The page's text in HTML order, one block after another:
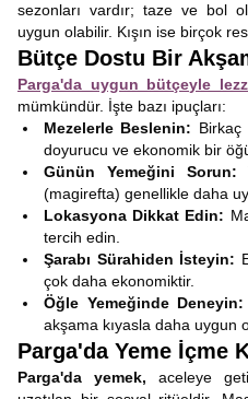
sezonları vardır; taze ve bol
uygun olabilir. Kışın ise birçok
Bütçe Dostu Bir
Parga'da uygun bütçeyle
mümkündür. İşte bazı ipuçları:
Mezelerle Beslenin:
doyurucu ve ekonomik bir
Günün Yemeğini Sorun:
(magirefta) genellikle daha
Lokasyona Dikkat Edin:
tercih edin.
Şarabı Sürahiden İsteyin:
çok daha ekonomiktir.
Öğle Yemeğinde Deneyin:
akşama kıyasla daha uygun
Parga'da Yeme İçme
Parga'da yemek, aceleye